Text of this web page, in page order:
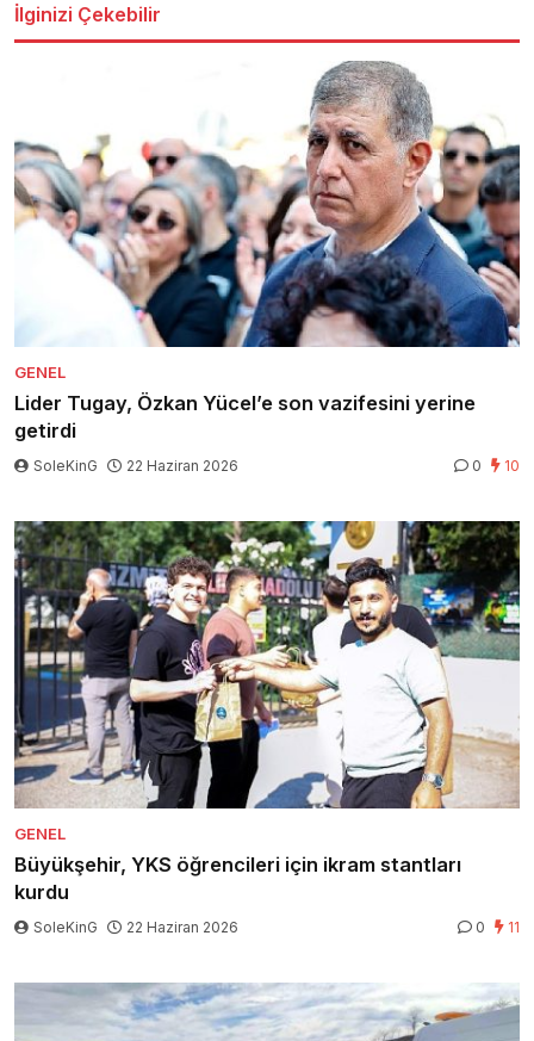
İlginizi Çekebilir
GENEL
Lider Tugay, Özkan Yücel’e son vazifesini yerine
getirdi
SoleKinG 22 Haziran 2026 0 10
GENEL
Büyükşehir, YKS öğrencileri için ikram stantları
kurdu
SoleKinG 22 Haziran 2026 0 11